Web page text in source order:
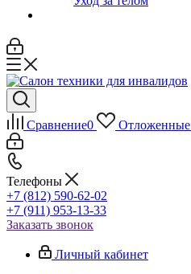
Сравнение0 Отложенные
Телефоны
+7 (812) 590-62-02
+7 (911) 953-13-33
Заказать звонок
Личный кабинет